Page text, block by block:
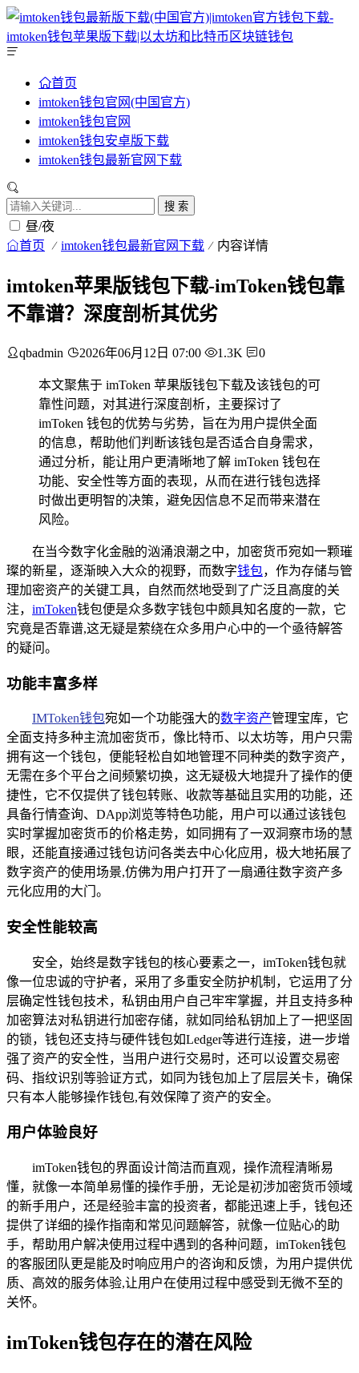
首页
imtoken钱包官网(中国官方)
imtoken钱包官网
imtoken钱包安卓版下载
imtoken钱包最新官网下载
搜 索
昼/夜
首页 imtoken钱包最新官网下载 内容详情
imtoken苹果版钱包下载-imToken钱包靠
不靠谱？深度剖析其优劣
qbadmin 2026年06月12日 07:00 1.3K 0
本文聚焦于 imToken 苹果版钱包下载及该钱包的可
靠性问题，对其进行深度剖析，主要探讨了
imToken 钱包的优势与劣势，旨在为用户提供全面
的信息，帮助他们判断该钱包是否适合自身需求，
通过分析，能让用户更清晰地了解 imToken 钱包在
功能、安全性等方面的表现，从而在进行钱包选择
时做出更明智的决策，避免因信息不足而带来潜在
风险。
在当今数字化金融的汹涌浪潮之中，加密货币宛如一颗璀
璨的新星，逐渐映入大众的视野，而数字钱包，作为存储与管
理加密资产的关键工具，自然而然地受到了广泛且高度的关
注， imToken钱包便是众多数字钱包中颇具知名度的一款，它
究竟是否靠谱,这无疑是萦绕在众多用户心中的一个亟待解答
的疑问。
功能丰富多样
IMToken钱包宛如一个功能强大的数字资产管理宝库，它
全面支持多种主流加密货币，像比特币、以太坊等，用户只需
拥有这一个钱包，便能轻松自如地管理不同种类的数字资产，
无需在多个平台之间频繁切换，这无疑极大地提升了操作的便
捷性，它不仅提供了钱包转账、收款等基础且实用的功能，还
具备行情查询、DApp浏览等特色功能，用户可以通过该钱包
实时掌握加密货币的价格走势，如同拥有了一双洞察市场的慧
眼，还能直接通过钱包访问各类去中心化应用，极大地拓展了
数字资产的使用场景,仿佛为用户打开了一扇通往数字资产多
元化应用的大门。
安全性能较高
安全，始终是数字钱包的核心要素之一，imToken钱包就
像一位忠诚的守护者，采用了多重安全防护机制，它运用了分
层确定性钱包技术，私钥由用户自己牢牢掌握，并且支持多种
加密算法对私钥进行加密存储，就如同给私钥加上了一把坚固
的锁，钱包还支持与硬件钱包如Ledger等进行连接，进一步增
强了资产的安全性，当用户进行交易时，还可以设置交易密
码、指纹识别等验证方式，如同为钱包加上了层层关卡，确保
只有本人能够操作钱包,有效保障了资产的安全。
用户体验良好
imToken钱包的界面设计简洁而直观，操作流程清晰易
懂，就像一本简单易懂的操作手册，无论是初涉加密货币领域
的新手用户，还是经验丰富的投资者，都能迅速上手，钱包还
提供了详细的操作指南和常见问题解答，就像一位贴心的助
手，帮助用户解决使用过程中遇到的各种问题，imToken钱包
的客服团队更是能及时响应用户的咨询和反馈，为用户提供优
质、高效的服务体验,让用户在使用过程中感受到无微不至的
关怀。
imToken钱包存在的潜在风险